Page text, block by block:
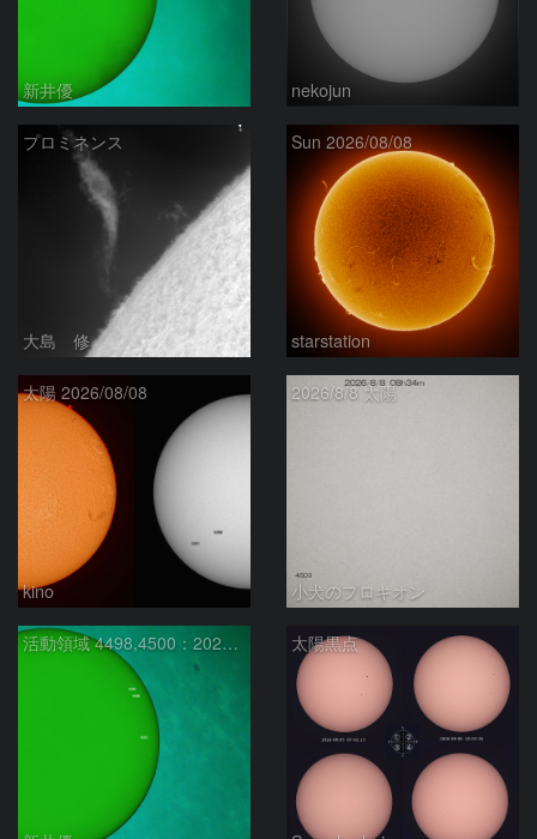
新井優 nekojun
プロミネンス
大島 修
Sun 2026/08/08
starstation
太陽 2026/08/08
kino
2026/8/8 太陽
小犬のプロキオン
活動領域 4498,4500：2026/08/08 太陽黒点